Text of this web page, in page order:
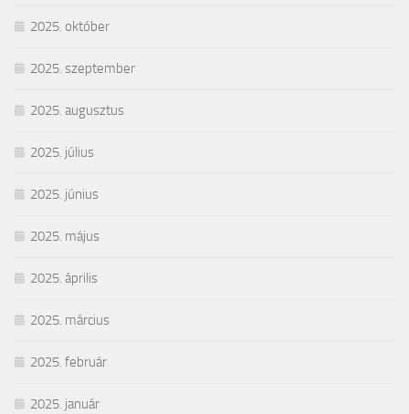
2025. október
2025. szeptember
2025. augusztus
2025. július
2025. június
2025. május
2025. április
2025. március
2025. február
2025. január